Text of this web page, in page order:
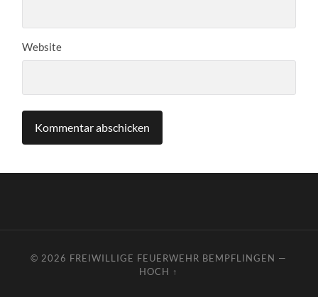
Website
© 2026 FREIWILLIGE FEUERWEHR BEMPFLINGEN —
HOCH ↑